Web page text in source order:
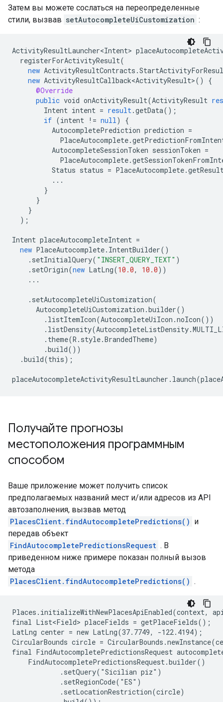
Затем вы можете сослаться на переопределенные
стили, вызвав setAutocompleteUiCustomization :
ActivityResultLauncher<Intent>
registerForActivityResult(
new ActivityResultContracts .
new ActivityResultCallback<ActivityResult>()
{
@Override
public void onActivityResult(ActivityResult
Intent intent = result .getData();
if (intent != null )
{
AutocompletePrediction prediction =
PlaceAutocomplete.
AutocompleteSessionToken sessionToken =
PlaceAutocomplete.
Status status = PlaceAutocomplete.
...
}
}
}
);
Intent placeAutocompleteIntent =
new PlaceAutocomplete. IntentBuilder()
. setInitialQuery( "INSERT_QUERY_TEXT" )
. setOrigin(new LatLng(10.0, 10.0))
...
. setAutocompleteUiCustomization(
AutocompleteUiCustomization .builder()
. listItemIcon(AutocompleteUiIcon .noIcon())
. listDensity(AutocompleteListDensity.
. theme(R . style.BrandedTheme)
.build())
.build(this);
placeAutocompleteActivityResultLauncher . launch(
Получайте прогнозы
местоположения программным
способом
Ваше приложение может получить список
предполагаемых названий мест и/или адресов из API
автозаполнения, вызвав метод
PlacesClient.findAutocompletePredictions() и
передав объект
FindAutocompletePredictionsRequest . В
приведенном ниже примере показан полный вызов
метода
PlacesClient.findAutocompletePredictions() .
Places.initializeWithNewPlacesApiEnabled(context,
final List<Field> placeFields = getPlaceFields();
LatLng center = new LatLng(37.7749, -122.4194);
CircularBounds circle =
final FindAutocompletePredictionsRequest
    FindAutocompletePredictionsRequest.builder()
            .setQuery("Sicilian piz")
            .setRegionCode("ES")
            .setLocationRestriction(circle)